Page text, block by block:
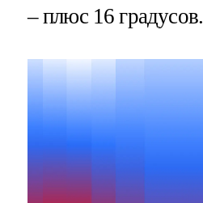
– плюс 16 градусов.